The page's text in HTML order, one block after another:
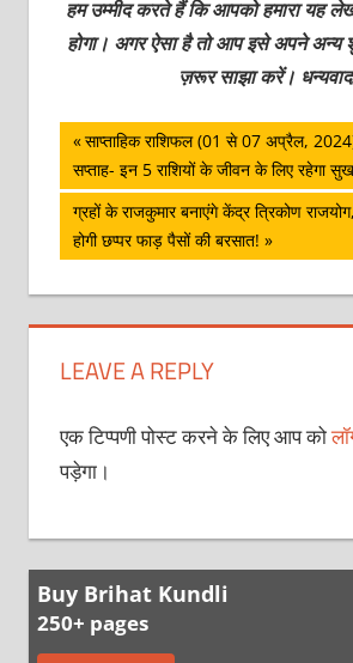
हम उम्मीद करते हैं कि आपको हमारा यह
होगा। अगर ऐसा है तो आप इसे अपने अन्य
ज़रूर साझा करें।
पोस्ट
नेविगेशन
Previous
Post:
साप्ताहिक राशिफल (01 से 07 अप्रैल,
सप्ताह- इन 5 राशियों के जीवन के लिए रहेगा
Next
Post:
ग्रहों के राजकुमार बनाएंगे केंद्र त्रिकोण
होगी छप्पर फाड़ पैसों की बरसात!
LEAVE A REPLY
एक टिप्पणी पोस्ट करने के लिए आप को
पड़ेगा।
Buy Brihat Kundli
250+ pages